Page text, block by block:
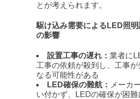
とが考えられます。
駆け込み需要によるLED照
の影響
設置工事の遅れ： 業者に
工事の依頼が殺到し、工事が
なる可能性がある
LED確保の難航： メーカ
い付かず、LEDの確保が困